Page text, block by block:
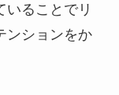
いることでリ
ンションをか